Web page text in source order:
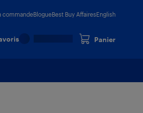
commandeBlogueBest Buy AffairesEnglish
Panier